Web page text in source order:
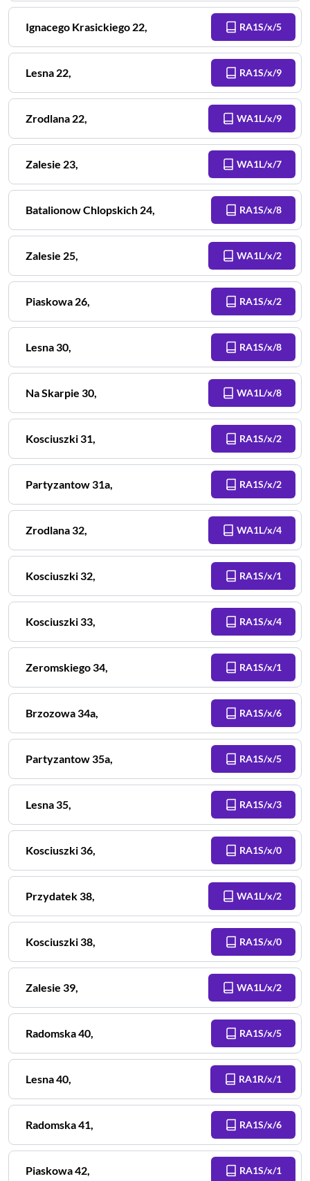
Ignacego Krasickiego 22, RA1S/x/5
Lesna 22, RA1S/x/9
Zrodlana 22, WA1L/x/9
Zalesie 23, WA1L/x/7
Batalionow Chlopskich 24, RA1S/x/8
Zalesie 25, WA1L/x/2
Piaskowa 26, RA1S/x/2
Lesna30, RA1S/x/8
Na Skarpie 30, WA1L/x/8
Kosciuszki31, RA1S/x/2
Partyzantow31a, RA1S/x/2
Zrodlana32, WA1L/x/4
Kosciuszki32, RA1S/x/1
Kosciuszki33, RA1S/x/4
Zeromskiego34, RA1S/x/1
Brzozowa34a, RA1S/x/6
Partyzantow35a, RA1S/x/5
Lesna35, RA1S/x/3
Kosciuszki36, RA1S/x/0
Przydatek38, WA1L/x/2
Kosciuszki38, RA1S/x/0
Zalesie 39, WA1L/x/2
Radomska40, RA1S/x/5
Lesna40, RA1R/x/1
Radomska41, RA1S/x/6
Piaskowa42, RA1S/x/1